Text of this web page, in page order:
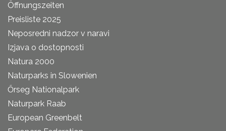
Öffnungszeiten
Preisliste 2025
Neposredni nadzor v naravi
Izjava o dostopnosti
Natura 2000
Naturparks in Slowenien
Őrseg Nationalpark
Naturpark Raab
European Greenbelt